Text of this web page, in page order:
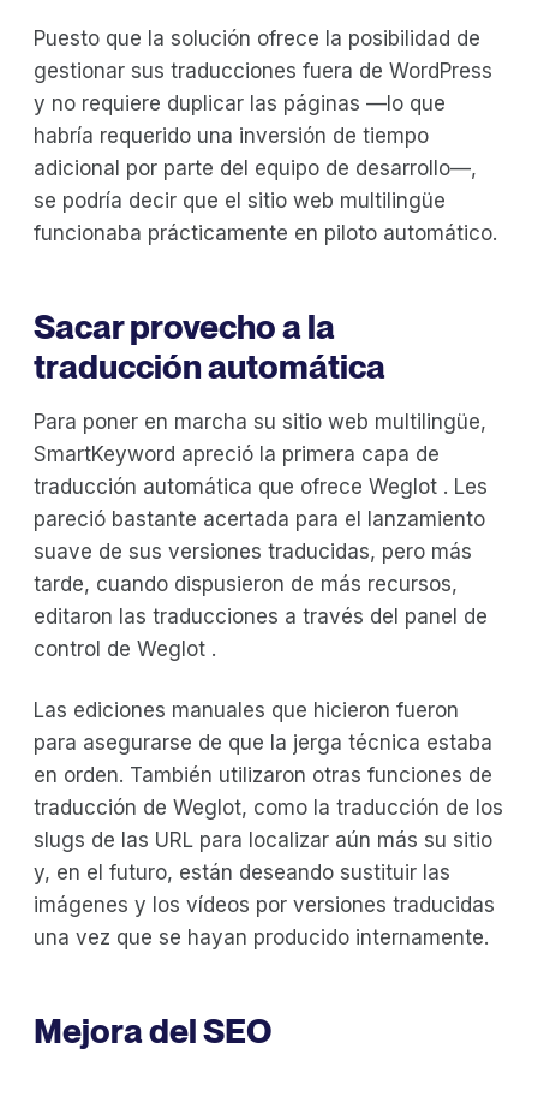
Puesto que la solución ofrece la posibilidad de
gestionar sus traducciones fuera de WordPress
y no requiere duplicar las páginas —lo que
habría requerido una inversión de tiempo
adicional por parte del equipo de desarrollo—,
se podría decir que el sitio web multilingüe
funcionaba prácticamente en piloto automático.
Sacar provecho a la
traducción automática
Para poner en marcha su sitio web multilingüe,
SmartKeyword apreció la primera capa de
traducción automática que ofrece Weglot . Les
pareció bastante acertada para el lanzamiento
suave de sus versiones traducidas, pero más
tarde, cuando dispusieron de más recursos,
editaron las traducciones a través del panel de
control de Weglot .
Las ediciones manuales que hicieron fueron
para asegurarse de que la jerga técnica estaba
en orden. También utilizaron otras funciones de
traducción de Weglot, como la traducción de los
slugs de las URL para localizar aún más su sitio
y, en el futuro, están deseando sustituir las
imágenes y los vídeos por versiones traducidas
una vez que se hayan producido internamente.
Mejora del SEO